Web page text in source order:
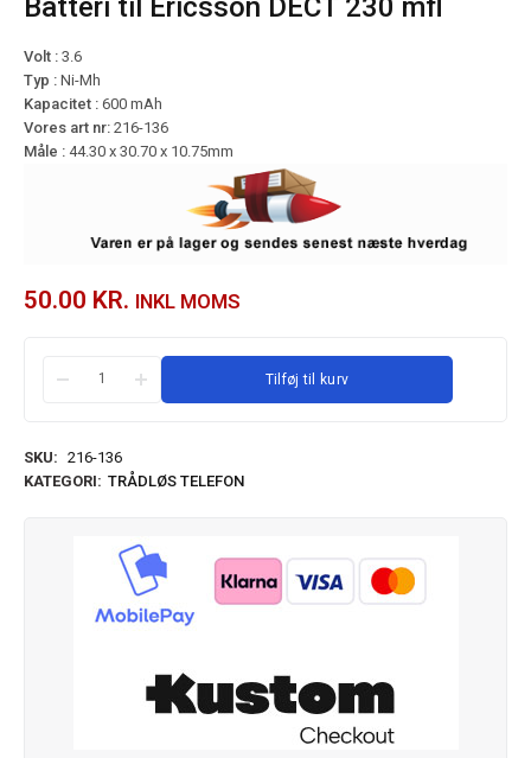
Batteri til Ericsson DECT 230 mfl
Volt : 3.6
Typ : Ni-Mh
Kapacitet : 600 mAh
Vores art nr: 216-136
Måle : 44.30 x 30.70 x 10.75mm
50.00 KR. INKL MOMS
Tilføj til kurv
SKU: 216-136
KATEGORI: TRÅDLØS TELEFON